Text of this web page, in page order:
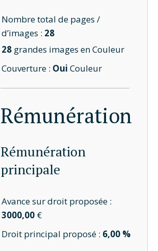
Nombre total de pages /
d’images : 28
28 grandes images en Couleur
Couverture : Oui Couleur
Rémunération
Rémunération
principale
Avance sur droit proposée :
3000,00 €
Droit principal proposé : 6,00 %